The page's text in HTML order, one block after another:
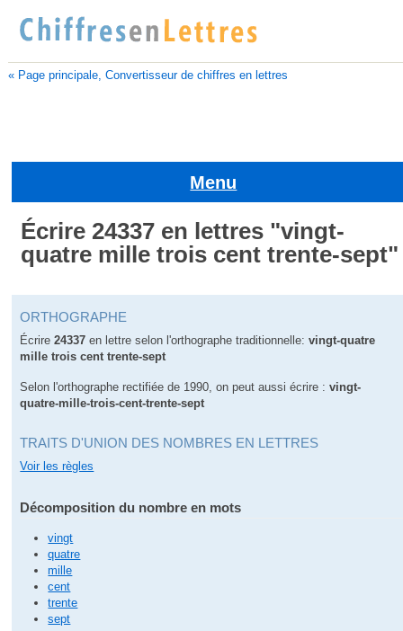
« Page principale, Convertisseur de chiffres en lettres
Menu
Écrire 24337 en lettres "vingt-
quatre mille trois cent trente-sept"
ORTHOGRAPHE
Écrire24337 en lettre selon l'orthographe traditionnelle:vingt-quatre
mille trois cent trente-sept
Selon l'orthographe rectifiée de 1990, on peut aussi écrire :vingt-
quatre-mille-trois-cent-trente-sept
TRAITS D'UNION DES NOMBRES EN LETTRES
Voir les règles
Décomposition du nombre en mots
vingt
quatre
mille
cent
trente
sept